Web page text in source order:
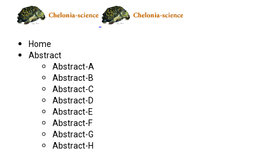
Home
Abstract
Abstract-A
Abstract-B
Abstract-C
Abstract-D
Abstract-E
Abstract-F
Abstract-G
Abstract-H